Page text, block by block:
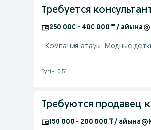
Требуется
250 000 - 400 000 ₸ / айына
Компания атауы: Модные
Бүгін 10:51
Требуются продавец
150 000 - 200 000 ₸ / айына